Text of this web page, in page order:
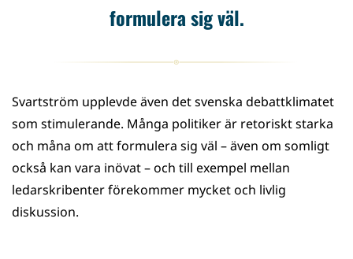
formulera sig väl.
Svartström upplevde även det svenska debattklimatet
som stimulerande. Många politiker är retoriskt starka
och måna om att formulera sig väl – även om somligt
också kan vara inövat – och till exempel mellan
ledarskribenter förekommer mycket och livlig
diskussion.